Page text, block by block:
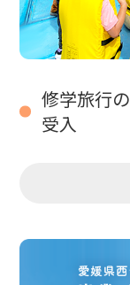
修学旅行の
受入